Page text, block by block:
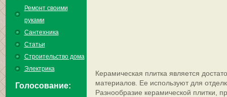
Ремонт своими
руками
Сантехника
Статьи
Строительство дома
Электрика
Голосование:
Керамическая плитка является
материалов. Ее используют для
Разнообразие керамической плитки,